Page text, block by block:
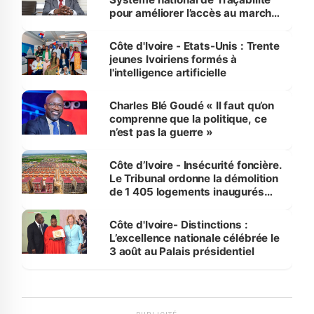
pour améliorer l’accès au marché
Côte d'Ivoire - Etats-Unis : Trente
jeunes Ivoiriens formés à
l'intelligence artificielle
Charles Blé Goudé « Il faut qu’on
comprenne que la politique, ce
n’est pas la guerre »
Côte d’Ivoire - Insécurité foncière.
Le Tribunal ordonne la démolition
de 1 405 logements inaugurés
Bassam
Côte d'Ivoire- Distinctions :
L’excellence nationale célébrée le
3 août au Palais présidentiel